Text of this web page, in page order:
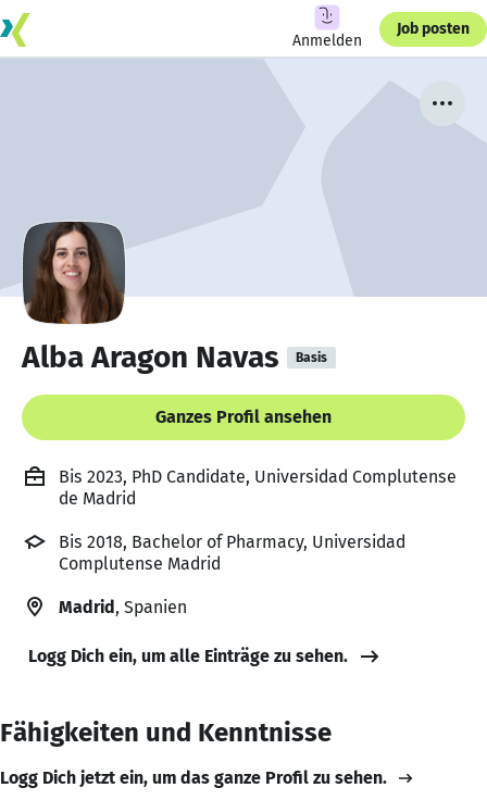
Anmelden
Job posten
Alba Aragon Navas Basis
Ganzes Profil ansehen
Bis 2023, PhD Candidate, Universidad Complutense
de Madrid
Bis 2018, Bachelor of Pharmacy, Universidad
Complutense Madrid
Madrid, Spanien
Logg Dich ein, um alle Einträge zu sehen.
Fähigkeiten und Kenntnisse
Logg Dich jetzt ein, um das ganze Profil zu sehen.